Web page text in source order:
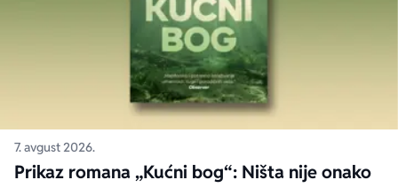
7. avgust 2026.
Prikaz romana „Kućni bog“: Ništa nije onako